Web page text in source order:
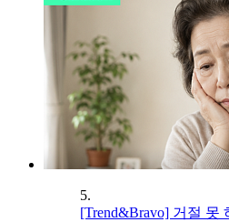
5.
[Trend&Bravo] 거절 못